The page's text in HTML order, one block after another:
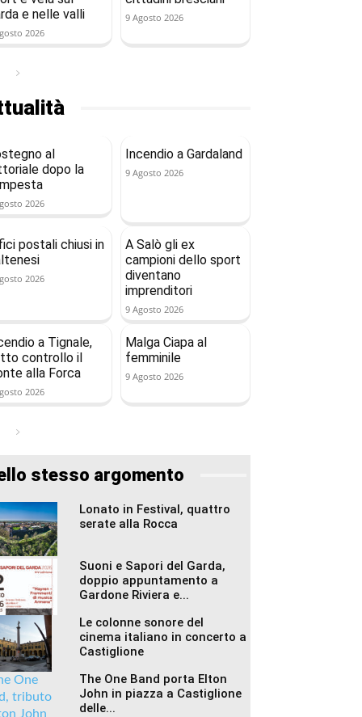
e nelle valli
2026
9 Agosto 2026
al
dopo la
2026
Incendio a Gardaland
9 Agosto 2026
postali chiusi in
2026
A Salò gli ex
campioni dello sport
diventano
imprenditori
9 Agosto 2026
a Tignale,
controllo il
alla Forca
2026
Malga Ciapa al
femminile
9 Agosto 2026
stesso argomento
Lonato in Festival, quattro
serate alla Rocca
Suoni e Sapori del Garda,
doppio appuntamento a
Gardone Riviera e...
Le colonne sonore del
cinema italiano in concerto a
Castiglione
The One Band porta Elton
John in piazza a Castiglione
delle...